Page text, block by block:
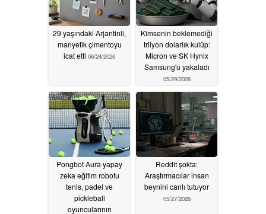
29 yaşındaki Arjantinli,
manyetik çimentoyu
icat etti 06/24/2026
Kimsenin beklemediği
trilyon dolarlık kulüp:
Micron ve SK Hynix
Samsung'u yakaladı
05/29/2026
Pongbot Aura yapay
zeka eğitim robotu
tenis, padel ve
pickleball
oyuncularının
Reddit şokta:
Araştırmacılar insan
beynini canlı tutuyor
05/27/2026